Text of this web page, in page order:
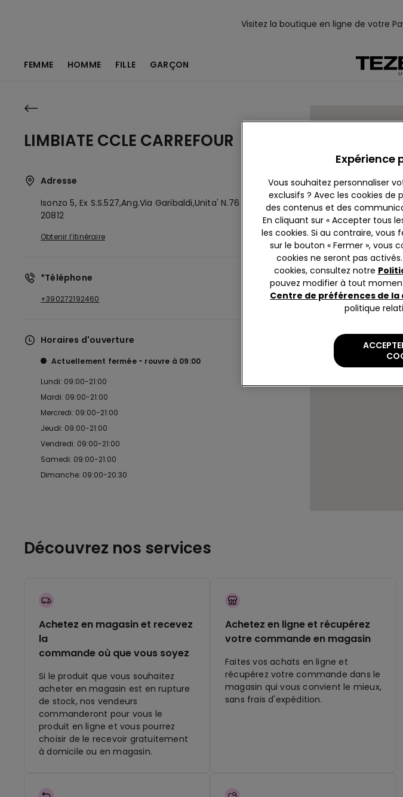
Visitez la boutique en ligne de votre
FEMME HOMME FILLE GARÇON
LIMBIATE CCLE CARREFOUR
Adresse
Isonzo 5, Ex S.s.527,ang.via Garibaldi,unita' N.76
Limbiate, IT
20812
Obtenir l’itinéraire
*Téléphone
+390272192460
Horaires d'ouverture
Actuellement fermée rouvre à 09:00
Lundi: 09:00-21:00
Mardi: 09:00-21:00
Mercredi: 09:00-21:00
Jeudi: 09:00-21:00
Vendredi: 09:00-21:00
Samedi: 09:00-21:00
Dimanche: 09:00-20:30
Découvrez nos services
Achetez en magasin et recevez
la
commande où que vous soyez
Si le produit que vous souhaitez
acheter en magasin est en rupture
de stock, nos vendeurs
commanderont pour vous le
produit en ligne et vous pourrez
choisir de le recevoir gratuitement
à domicile ou en magasin.
Achetez en ligne et récupérez
votre commande en magasin
Faites vos achats en ligne et
récupérez votre commande dans le
magasin qui vous convient le mieux,
sans frais d'expédition.
Expérience
Vous souhaitez personnaliser
exclusifs ? Avec les cookies de
des contenus et des
En cliquant sur « Accepter tous
les cookies. Si au contraire,
sur le bouton « Fermer », vous
cookies ne seront pas
cookies, consultez notre
pouvez modifier à tout
Centre de préférences de
politique